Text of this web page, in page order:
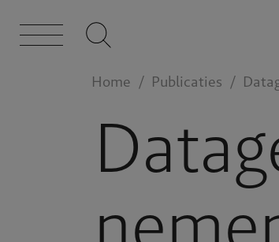
Home Publicaties